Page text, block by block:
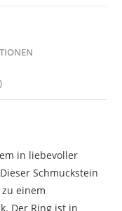
in liebevoller
Schmuckstein
einem
Der Ring ist in